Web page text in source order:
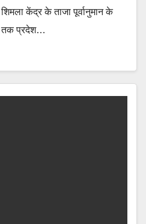
केंद्र के ताजा पूर्वानुमान के
तक प्रदेश…